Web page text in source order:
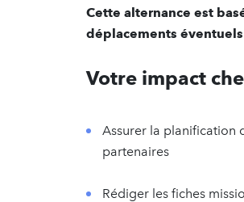
Cette alternance est
déplacements
Votre impact
Assurer la planification
partenaires
Rédiger les fiches